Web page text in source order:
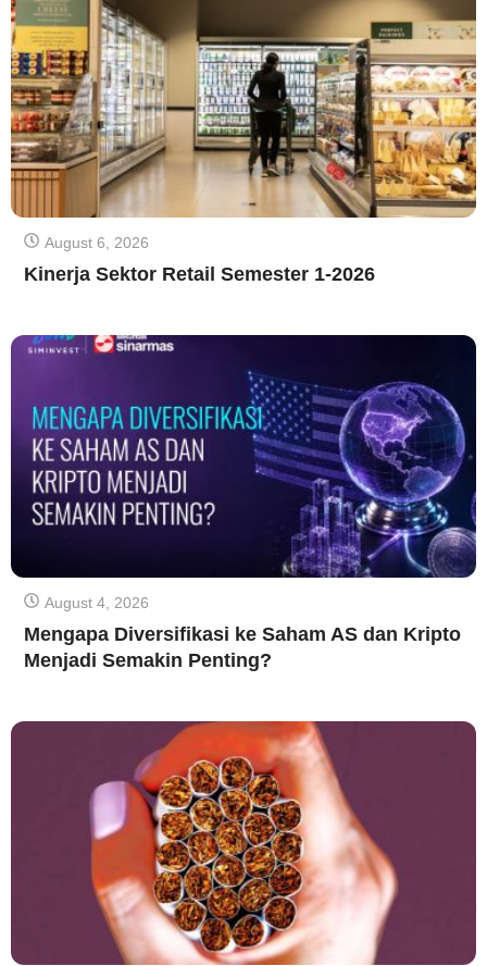
August 6, 2026
Kinerja Sektor Retail Semester 1-2026
August 4, 2026
Mengapa Diversifikasi ke Saham AS dan Kripto
Menjadi Semakin Penting?